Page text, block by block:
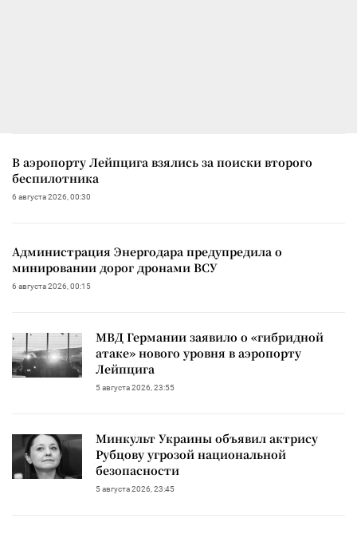
В аэропорту Лейпцига взялись за поиски второго
беспилотника
6 августа 2026, 00:30
Администрация Энергодара предупредила о
минировании дорог дронами ВСУ
6 августа 2026, 00:15
МВД Германии заявило о «гибридной
атаке» нового уровня в аэропорту
Лейпцига
5 августа 2026, 23:55
Минкульт Украины объявил актрису
Рубцову угрозой национальной
безопасности
5 августа 2026, 23:45